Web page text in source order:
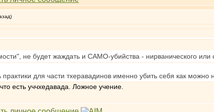
не будет жаждать и САМО-убийства - нирванического или
для части тхеравадинов именно убить себя как можно
есть уччхедавада. Ложное учение.